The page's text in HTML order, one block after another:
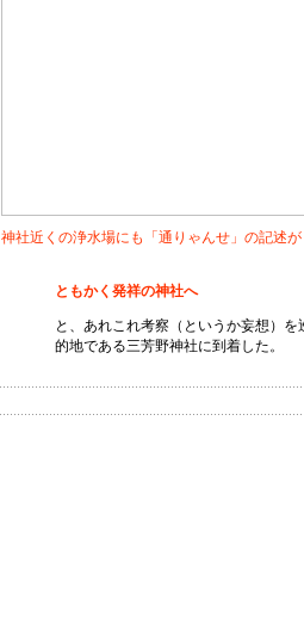
神社近くの浄水場にも「通りゃんせ」の記述が
ともかく発祥の神社へ
と、あれこれ考察（というか妄想）を
的地である三芳野神社に到着した。